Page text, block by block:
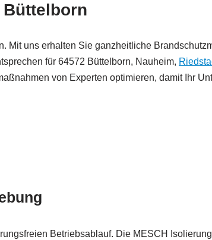
Mit uns erhalten Sie ganzheitliche
für 64572 Büttelborn, Nauheim,
von Experten optimieren, damit Ihr
Betriebsablauf. Die MESCH